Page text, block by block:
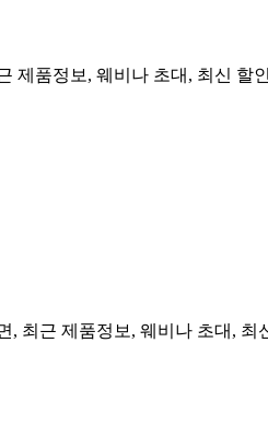
제품정보, 웨비나 초대, 최신 할
최근 제품정보, 웨비나 초대,